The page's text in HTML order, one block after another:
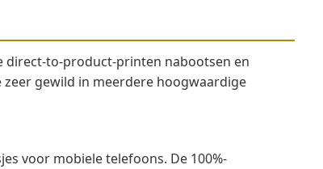
direct-to-product-printen nabootsen en
gewild in meerdere hoogwaardige
voor mobiele telefoons. De 100%-